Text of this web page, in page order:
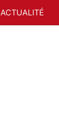
ACTUALITÉ